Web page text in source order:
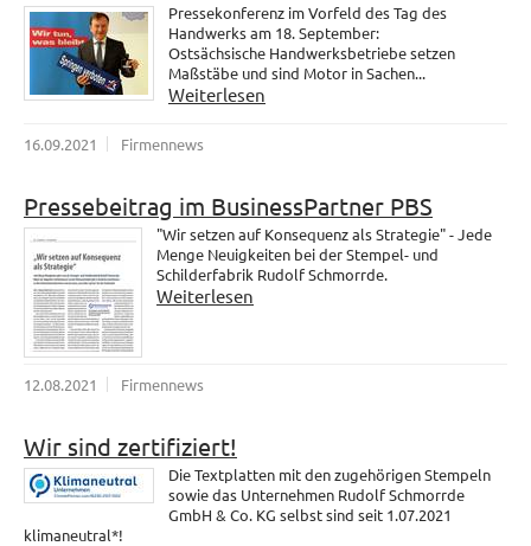
Pressekonferenz im Vorfeld des Tag des
Handwerks am 18. September:
Ostsächsische Handwerksbetriebe setzen
Maßstäbe und sind Motor in Sachen...
Weiterlesen
16.09.2021 Firmennews
Pressebeitrag im BusinessPartner PBS
"Wir setzen auf Konsequenz als Strategie" - Jede
Menge Neuigkeiten bei der Stempel- und
Schilderfabrik Rudolf Schmorrde.
Weiterlesen
12.08.2021 Firmennews
Wir sind zertifiziert!
Die Textplatten mit den zugehörigen Stempeln
sowie das Unternehmen Rudolf Schmorrde
GmbH & Co. KG selbst sind seit 1.07.2021
klimaneutral*!